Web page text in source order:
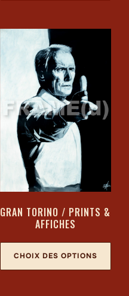
GRAN TORINO / PRINTS &
AFFICHES
CHOIX DES OPTIONS